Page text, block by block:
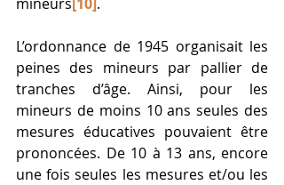
L’ordonnance de 1945 organisait les
peines des mineurs par pallier de
tranches d’âge. Ainsi, pour les
mineurs de moins 10 ans seules des
mesures éducatives pouvaient être
prononcées. De 10 à 13 ans, encore
une fois seules les mesures et/ou les